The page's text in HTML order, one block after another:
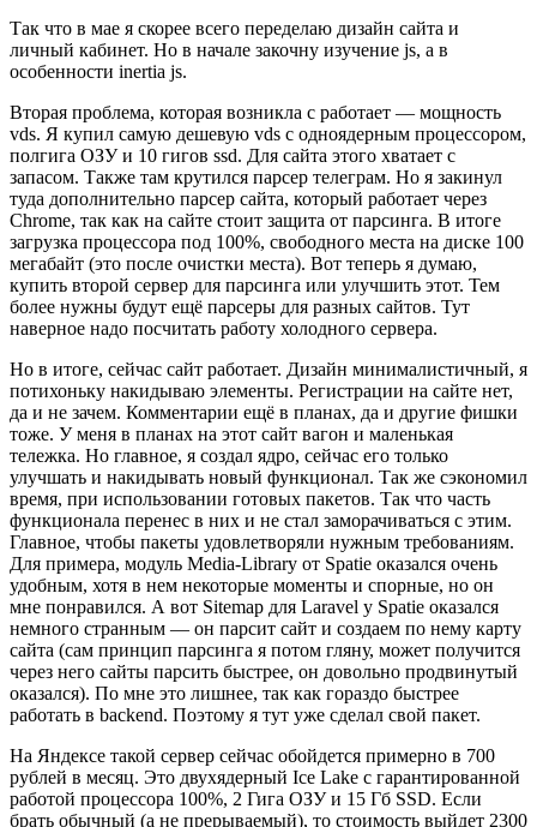
Так что в мае я скорее всего переделаю дизайн сайта и
личный кабинет. Но в начале закочну изучение js, а в
особенности inertia js.
Вторая проблема, которая возникла с работает — мощность
vds. Я купил самую дешевую vds с одноядерным процессором,
полгига ОЗУ и 10 гигов ssd. Для сайта этого хватает с
запасом. Также там крутился парсер телеграм. Но я закинул
туда дополнительно парсер сайта, который работает через
Chrome, так как на сайте стоит защита от парсинга. В итоге
загрузка процессора под 100%, свободного места на диске 100
мегабайт (это после очистки места). Вот теперь я думаю,
купить второй сервер для парсинга или улучшить этот. Тем
более нужны будут ещё парсеры для разных сайтов. Тут
наверное надо посчитать работу холодного сервера.
Но в итоге, сейчас сайт работает. Дизайн минималистичный, я
потихоньку накидываю элементы. Регистрации на сайте нет,
да и не зачем. Комментарии ещё в планах, да и другие фишки
тоже. У меня в планах на этот сайт вагон и маленькая
тележка. Но главное, я создал ядро, сейчас его только
улучшать и накидывать новый функционал. Так же сэкономил
время, при использовании готовых пакетов. Так что часть
функционала перенес в них и не стал заморачиваться с этим.
Главное, чтобы пакеты удовлетворяли нужным требованиям.
Для примера, модуль Media-Library от Spatie оказался очень
удобным, хотя в нем некоторые моменты и спорные, но он
мне понравился. А вот Sitemap для Laravel у Spatie оказался
немного странным — он парсит сайт и создаем по нему карту
сайта (сам принцип парсинга я потом гляну, может получится
через него сайты парсить быстрее, он довольно продвинутый
оказался). По мне это лишнее, так как гораздо быстрее
работать в backend. Поэтому я тут уже сделал свой пакет.
На Яндексе такой сервер сейчас обойдется примерно в 700
рублей в месяц. Это двухядерный Ice Lake с гарантированной
работой процессора 100%, 2 Гига ОЗУ и 15 Гб SSD. Если
брать обычный (а не прерываемый), то стоимость выйдет 2300